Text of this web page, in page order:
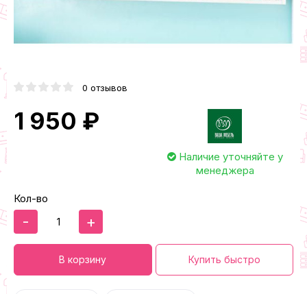
0 отзывов
1 950 ₽
Наличие уточняйте у
менеджера
Кол-во
- +
В корзину Купить быстро